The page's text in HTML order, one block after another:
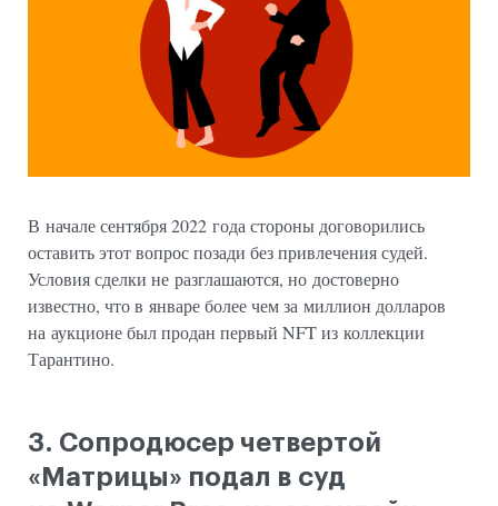
В начале сентября 2022 года стороны договорились
оставить этот вопрос позади без привлечения судей.
Условия сделки не разглашаются, но достоверно
известно, что в январе более чем за миллион долларов
на аукционе был продан первый NFT из коллекции
Тарантино.
3. Сопродюсер четвертой
«Матрицы» подал в суд